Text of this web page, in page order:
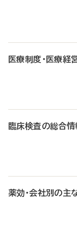
医療制度・医療経
臨床検査の総合情
薬効・会社別の主